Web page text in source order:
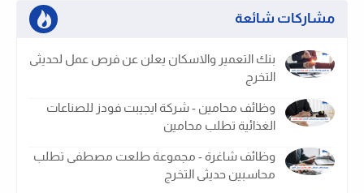
مشاركات شائعة
بنك التعمير والاسكان يعلن عن فرص عمل لحديثى
التخرج
وظائف محامين - شركة ايجيبت فودز للصناعات
الغذائية تطلب محامين
وظائف شاغرة - مجموعة طلعت مصطفى تطلب
محاسبين حديثى التخرج